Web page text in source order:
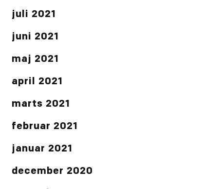
juli 2021
juni 2021
maj 2021
april 2021
marts 2021
februar 2021
januar 2021
december 2020